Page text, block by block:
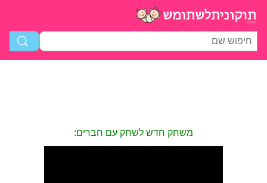
משחק חדש לשחק עם חברים: